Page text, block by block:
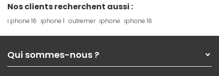
Nos clients recherchent aussi :
i phone 16 iphone 1 outremer iphone iphone 16
Qui sommes-nous ?